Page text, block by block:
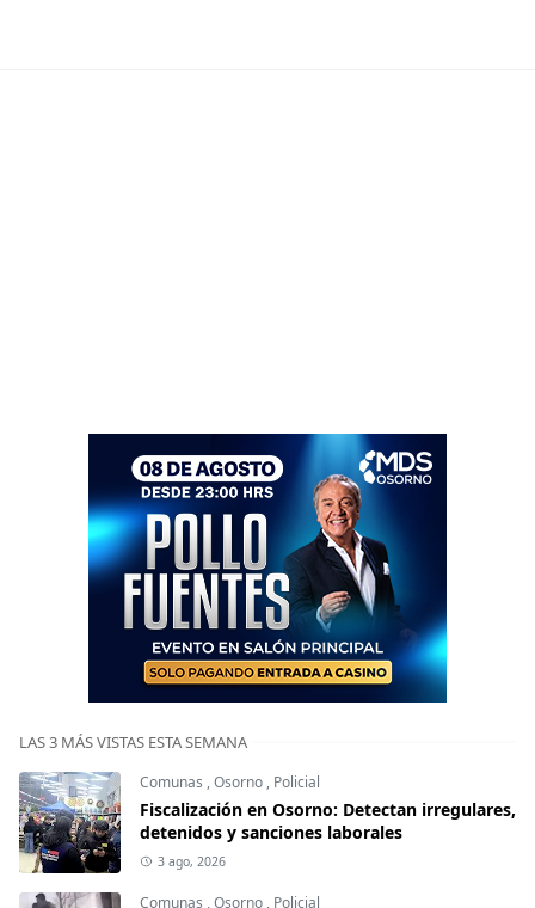
LAS 3 MÁS VISTAS ESTA SEMANA
Comunas ,Osorno , Policial
Fiscalización en Osorno: Detectan irregulares,
detenidos y sanciones laborales
3 ago, 2026
Comunas ,Osorno , Policial